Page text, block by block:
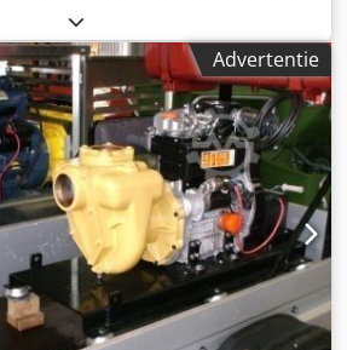
tot 26 m maximale diameter vaste
drogestofgehalte: tot 50%
960 tpm isolatieklasse motor: F
40°C maximale
m voedingskabel: 20 m, H07RN-F
start (DOL) of via softstarter /
zuigkorf en roerder.
- de pomp is: nieuw en ongebruikt
wordt geleverd met een garantie van
voor verkoop. Dkodpfxszlz T
geleverd met nozzle
• Flensaansluiting: steek
10,5mm • Vaste hoek van 24° •
Djdpfx Asy Ardyodwekr Staat:
Advertentie